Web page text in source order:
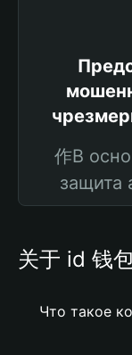
作В
защита
关于 id 钱
Что такое